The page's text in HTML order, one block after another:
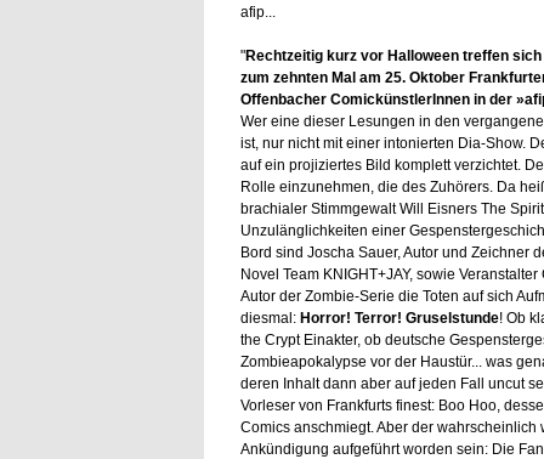
afip...
"Rechtzeitig kurz vor Halloween treffen
zum zehnten Mal am 25. Oktober
Offenbacher ComickünstlerInnen in der
Wer eine dieser Lesungen in den
ist, nur nicht mit einer intonierten Dia-Show.
auf ein projiziertes Bild komplett verzichtet.
Rolle einzunehmen, die des Zuhörers. Da
brachialer Stimmgewalt Will Eisners The
Unzulänglichkeiten einer
Bord sind Joscha Sauer, Autor und Zeichner
Novel Team KNIGHT+JAY, sowie
Autor der Zombie-Serie die Toten auf sich
diesmal: Horror! Terror! Gruselstunde! Ob
the Crypt Einakter, ob deutsche
Zombieapokalypse vor der Haustür... was
deren Inhalt dann aber auf jeden Fall uncut
Vorleser von Frankfurts finest: Boo Hoo,
Comics anschmiegt. Aber der
Ankündigung aufgeführt worden sein: Die